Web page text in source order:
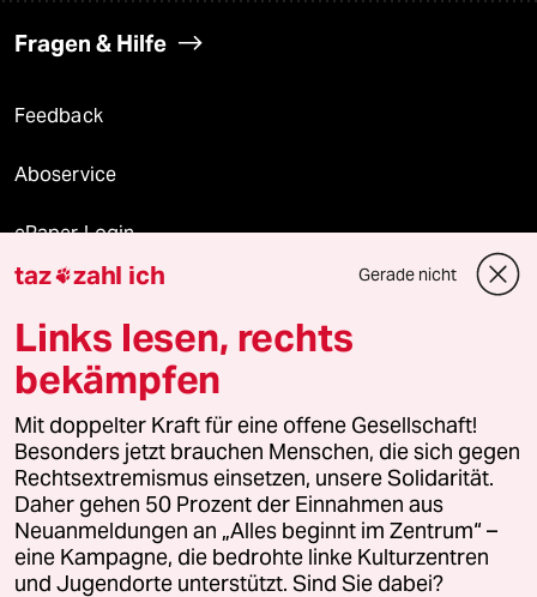
Fragen & Hilfe
Feedback
Aboservice
ePaper Login
Downloads für Abonnierende
© 2026 taz Verlags und Vertriebs GmbH
Alle Rechte vorbehalten. Bei rechtlichen Fragen oder für Genehmigungen
wenden Sie sich bitte an
lizenzen@taz.de
Feedback Redaktionsstatut Kommune-Richtlinien
Leitlinie Informant Datenschutz Impressum AGB
taz zahl ich Gerade nicht
Links lesen, rechts
bekämpfen
Mit doppelter Kraft für eine offene Gesellschaft!
Besonders jetzt brauchen Menschen, die sich gegen
Rechtsextremismus einsetzen, unsere Solidarität.
Daher gehen 50 Prozent der Einnahmen aus
Neuanmeldungen an „Alles beginnt im Zentrum“ –
eine Kampagne, die bedrohte linke Kulturzentren
und Jugendorte unterstützt. Sind Sie dabei?